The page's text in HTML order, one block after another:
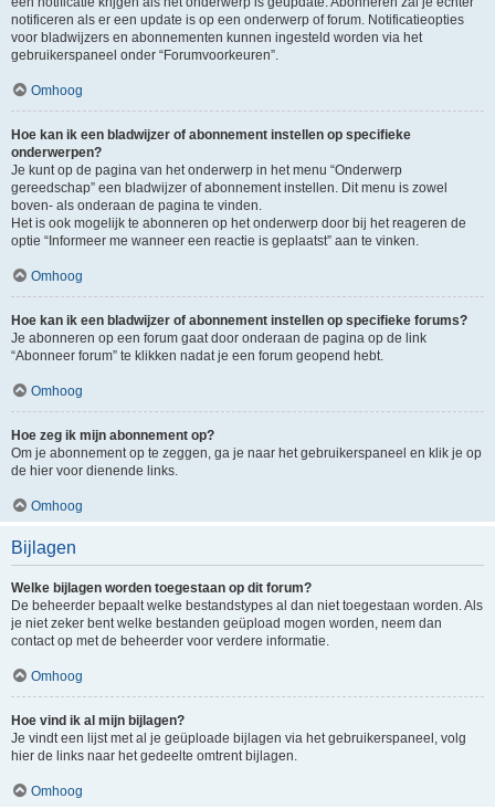
notificeren als er een update is op een onderwerp of forum. Notificatieopties
voor bladwijzers en abonnementen kunnen ingesteld worden via het
gebruikerspaneel onder “Forumvoorkeuren”.
Omhoog
Hoe kan ik een bladwijzer of abonnement instellen op specifieke
onderwerpen?
Je kunt op de pagina van het onderwerp in het menu “Onderwerp
gereedschap” een bladwijzer of abonnement instellen. Dit menu is zowel
boven- als onderaan de pagina te vinden.
Het is ook mogelijk te abonneren op het onderwerp door bij het reageren de
optie “Informeer me wanneer een reactie is geplaatst” aan te vinken.
Omhoog
Hoe kan ik een bladwijzer of abonnement instellen op specifieke forums?
Je abonneren op een forum gaat door onderaan de pagina op de link
“Abonneer forum” te klikken nadat je een forum geopend hebt.
Omhoog
Hoe zeg ik mijn abonnement op?
Om je abonnement op te zeggen, ga je naar het gebruikerspaneel en klik je op
de hier voor dienende links.
Omhoog
Bijlagen
Welke bijlagen worden toegestaan op dit forum?
De beheerder bepaalt welke bestandstypes al dan niet toegestaan worden. Als
je niet zeker bent welke bestanden geüpload mogen worden, neem dan
contact op met de beheerder voor verdere informatie.
Omhoog
Hoe vind ik al mijn bijlagen?
Je vindt een lijst met al je geüploade bijlagen via het gebruikerspaneel, volg
hier de links naar het gedeelte omtrent bijlagen.
Omhoog